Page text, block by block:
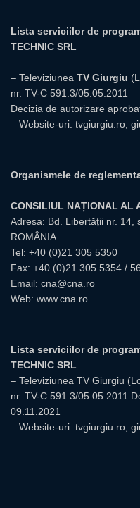
Lista serviciilor de
TECHNIC SRL
– Televiziunea TV Giurgiu
nr. TV-C 591.3/05.05.2011
Decizia de autorizare
– Website-uri: tvgiurgiu.ro
Organismele de
CONSILIUL NAȚIONAL AL
Adresa: Bd. Libertății nr. 14,
ROMÂNIA
Tel: +40 (0)21 305 5350
Fax: +40 (0)21 305 5354 / 56
Email: cna@cna.ro
Web: www.cna.ro
Lista serviciilor de
TECHNIC SRL
– Televiziunea TV Giurgiu
nr. TV-C 591.3/05.05.2011
09.11.2021
– Website-uri: tvgiurgiu.ro,